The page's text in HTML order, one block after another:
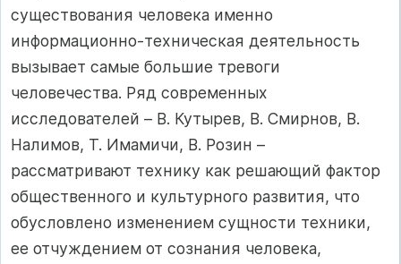
существования человека именно
информационно-техническая деятельность
вызывает самые большие тревоги
человечества. Ряд современных
исследователей – В. Кутырев, В. Смирнов, В.
Налимов, Т. Имамичи, В. Розин –
рассматривают технику как решающий фактор
общественного и культурного развития, что
обусловлено изменением сущности техники,
ее отчуждением от сознания человека,